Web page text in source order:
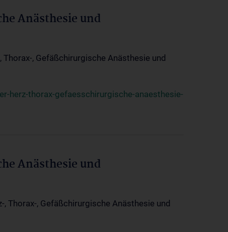
Anästhesie und
, Gefäßchirurgische Anästhesie und
thorax-gefaesschirurgische-anaesthesie-
Anästhesie und
Thorax-, Gefäßchirurgische Anästhesie und